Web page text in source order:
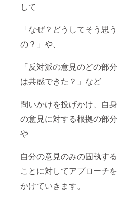
して
「なぜ？どうしてそう思う
の？」や、
「反対派の意見のどの部分
は共感できた？」など
問いかけを投げかけ、自身
の意見に対する根拠の部分
や
自分の意見のみの固執する
ことに対してアプローチを
かけていきます。